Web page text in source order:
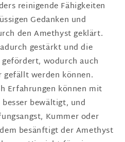
reinigende Fähigkeiten
Gedanken und
den Amethyst geklärt.
gestärkt und die
wodurch auch
gefällt werden können.
Erfahrungen können mit
bewältigt, und
Kummer oder
besänftigt der Amethyst